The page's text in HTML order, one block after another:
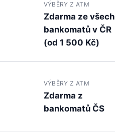
VÝBĚRY Z ATM
Zdarma ze všech
bankomatů v ČR
(od 1 500 Kč)
VÝBĚRY Z ATM
Zdarma z
bankomatů ČS